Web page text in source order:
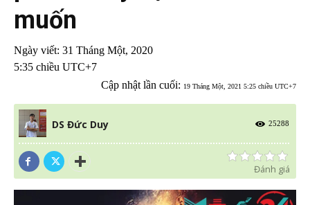
muốn
Ngày viết: 31 Tháng Một, 2020
5:35 chiều UTC+7
Cập nhật lần cuối: 19 Tháng Một, 2021 5:25 chiều UTC+7
DS Đức Duy 25288
Đánh giá